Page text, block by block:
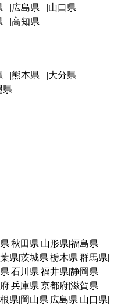
広島県
山口県
高知県
熊本県
大分県
県
秋田県 山形県 福島県
県 茨城県 栃木県 群馬県
石川県 福井県 静岡県
兵庫県 京都府滋賀県
県 岡山県 広島県 山口県